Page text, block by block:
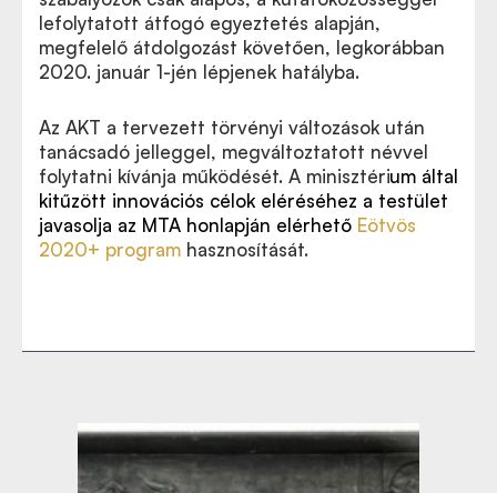
lefolytatott átfogó egyeztetés alapján,
megfelelő átdolgozást követően, legkorábban
2020. január 1-jén lépjenek hatályba.
Az AKT a tervezett törvényi változások után
tanácsadó jelleggel, megváltoztatott névvel
folytatni kívánja működését. A minisztérium által
kitűzött innovációs célok eléréséhez a testület
javasolja az MTA honlapján elérhető Eötvös
2020+ program hasznosítását.